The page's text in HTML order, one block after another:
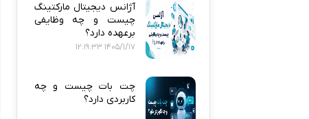
آژانس دیجیتال مارکتینگ
چیست و چه وظایفی
برعهده دارد؟
1405/1/17 12:19:33
چت بات چیست و چه
کاربردی دارد؟